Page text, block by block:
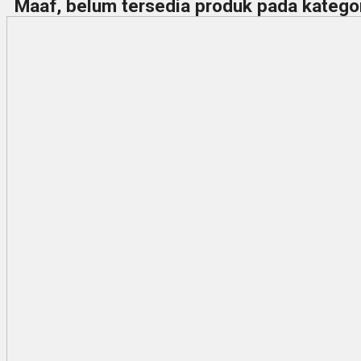
Maaf, belum tersedia produk pada